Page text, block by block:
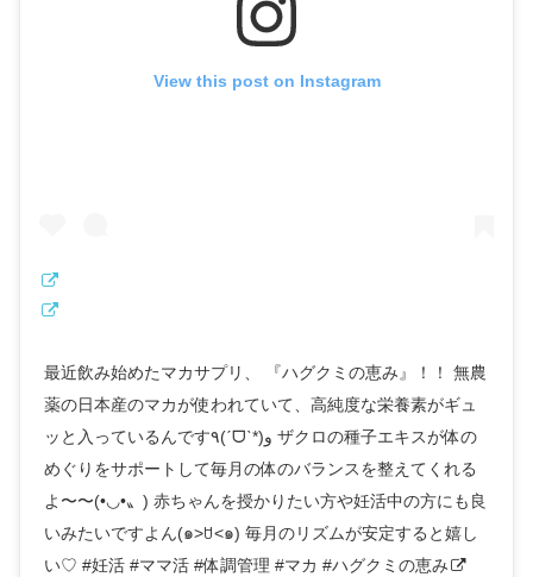
View this post on Instagram
最近飲み始めたマカサプリ、 『ハグクミの恵み』！！ 無農
薬の日本産のマカが使われていて、高純度な栄養素がギュ
ッと入っているんです٩(ˊᗜˋ*)و ザクロの種子エキスが体の
めぐりをサポートして毎月の体のバランスを整えてくれる
よ〜〜(•◡•〟) 赤ちゃんを授かりたい方や妊活中の方にも良
いみたいですよん(๑˃ꇴ˂๑) 毎月のリズムが安定すると嬉し
い♡ #妊活 #ママ活 #体調管理 #マカ #ハグクミの恵み